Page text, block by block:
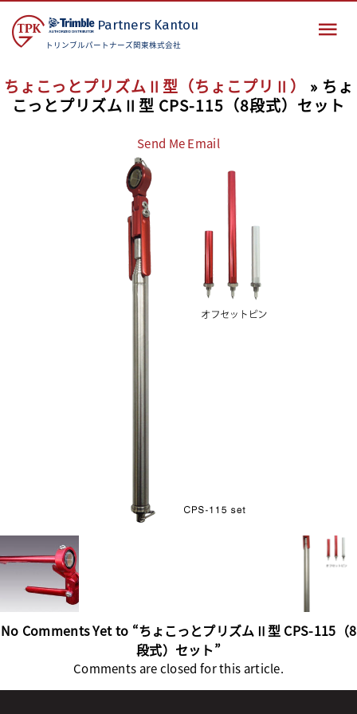
Partners Kantou
トリンブルパートナーズ関東株式会社
ちょこっとプリズムⅡ型（ちょこプリⅡ）
» ちょ
こっとプリズムⅡ型 CPS-115（8段式）セット
Send Me Email
No Comments Yet to “ちょこっとプリズムⅡ型 CPS-115（8
段式）セット”
Comments are closed for this article.